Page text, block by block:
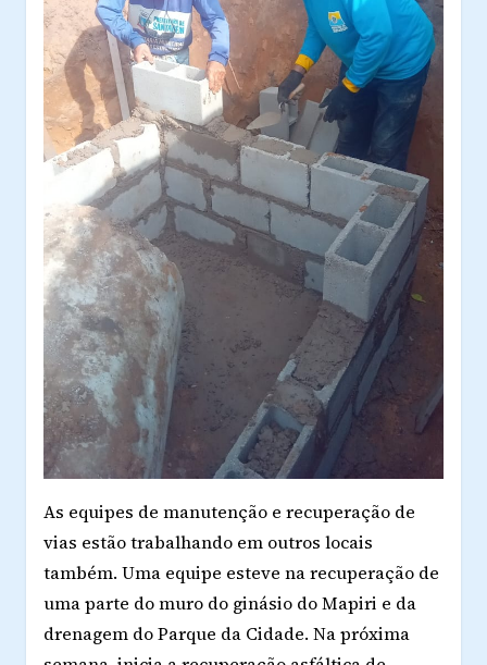
As equipes de manutenção e recuperação de
vias estão trabalhando em outros locais
também. Uma equipe esteve na recuperação de
uma parte do muro do ginásio do Mapiri e da
drenagem do Parque da Cidade. Na próxima